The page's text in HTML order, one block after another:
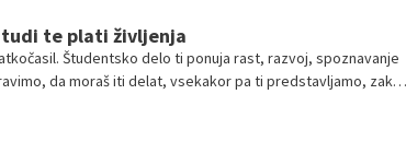
te plati življenja
Študentsko delo ti ponuja rast, razvoj, spoznavanje
da moraš iti delat, vsekakor pa ti predstavljamo, zakaj